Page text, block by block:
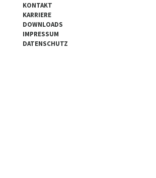
KONTAKT
KARRIERE
DOWNLOADS
IMPRESSUM
DATENSCHUTZ